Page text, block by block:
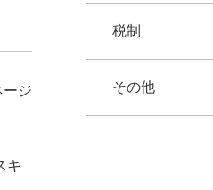
ジ
キ
税制
その他